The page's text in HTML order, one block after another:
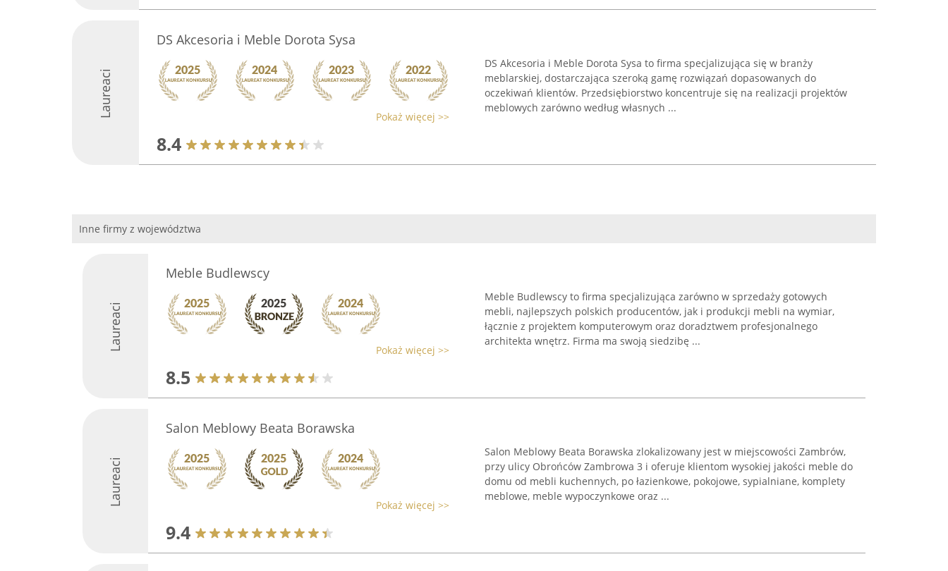
Laureaci
DS Akcesoria i Meble Dorota Sysa
Pokaż więcej >>
8.4
DS Akcesoria i Meble Dorota Sysa to firma specjalizująca się w branży
meblarskiej, dostarczająca szeroką gamę rozwiązań dopasowanych do
oczekiwań klientów. Przedsiębiorstwo koncentruje się na realizacji projektów
meblowych zarówno według własnych ...
Inne firmy z województwa
Laureaci
Meble Budlewscy
Pokaż więcej >>
8.5
Meble Budlewscy to firma specjalizująca zarówno w sprzedaży gotowych
mebli, najlepszych polskich producentów, jak i produkcji mebli na wymiar,
łącznie z projektem komputerowym oraz doradztwem profesjonalnego
architekta wnętrz. Firma ma swoją siedzibę ...
Laureaci
Salon Meblowy Beata Borawska
Pokaż więcej >>
9.4
Salon Meblowy Beata Borawska zlokalizowany jest w miejscowości Zambrów,
przy ulicy Obrońców Zambrowa 3 i oferuje klientom wysokiej jakości meble do
domu od mebli kuchennych, po łazienkowe, pokojowe, sypialniane, komplety
meblowe, meble wypoczynkowe oraz ...